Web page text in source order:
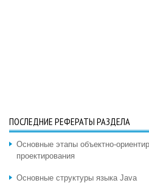
ПОСЛЕДНИЕ РЕФЕРАТЫ РАЗДЕЛА
Основные этапы объектно-
проектирования
Основные структуры языка Java